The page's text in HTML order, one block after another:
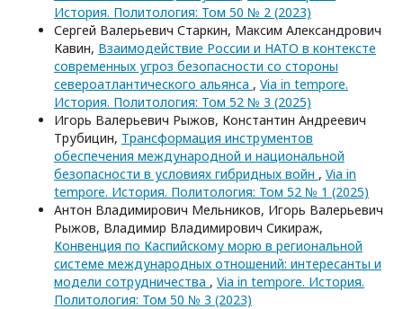
История. Политология: Том 50 № 2 (2023)
Сергей Валерьевич Старкин, Максим Александрович
Кавин, Взаимодействие России и НАТО в контексте
современных угроз безопасности со стороны
североатлантического альянса , Via in tempore.
История. Политология: Том 52 № 3 (2025)
Игорь Валерьевич Рыжов, Константин Андреевич
Трубицин, Трансформация инструментов
обеспечения международной и национальной
безопасности в условиях гибридных войн , Via in
tempore. История. Политология: Том 52 № 1 (2025)
Антон Владимирович Мельников, Игорь Валерьевич
Рыжов, Владимир Владимирович Сикираж,
Конвенция по Каспийскому морю в региональной
системе международных отношений: интересанты и
модели сотрудничества , Via in tempore. История.
Политология: Том 50 № 3 (2023)